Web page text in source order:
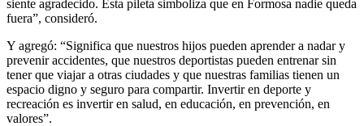
siente agradecido. Esta pileta simboliza que en Formosa nadie queda
fuera”, consideró.
Y agregó: “Significa que nuestros hijos pueden aprender a nadar y
prevenir accidentes, que nuestros deportistas pueden entrenar sin
tener que viajar a otras ciudades y que nuestras familias tienen un
espacio digno y seguro para compartir. Invertir en deporte y
recreación es invertir en salud, en educación, en prevención, en
valores”.